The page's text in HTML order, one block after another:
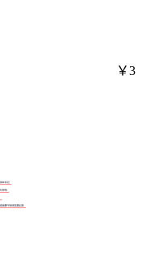
￥3